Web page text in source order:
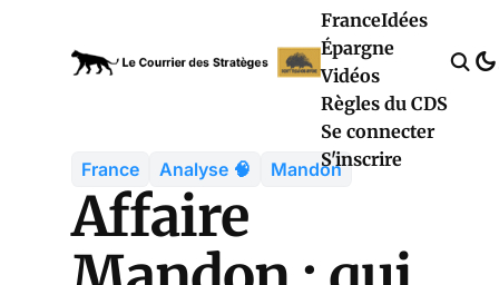
FranceIdées
Épargne
Vidéos
Règles du CDS
Se connecter
S'inscrire
France Analyse 🧠 Mandon
Affaire